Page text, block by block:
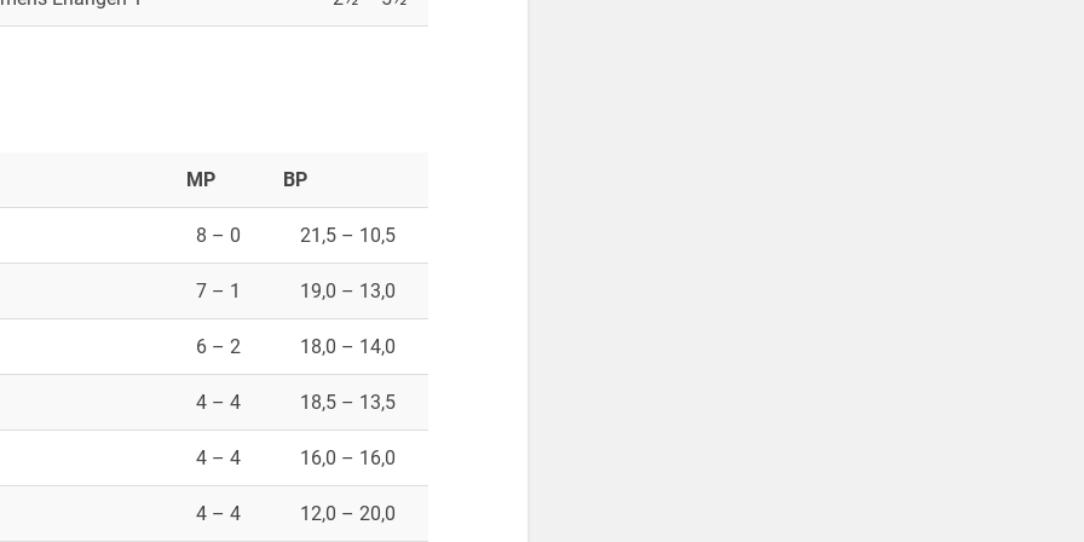
MP BP
8 – 0 21,5 – 10,5
7 – 1 19,0 – 13,0
6 – 2 18,0 – 14,0
4 – 4 18,5 – 13,5
4 – 4 16,0 – 16,0
4 – 4 12,0 – 20,0